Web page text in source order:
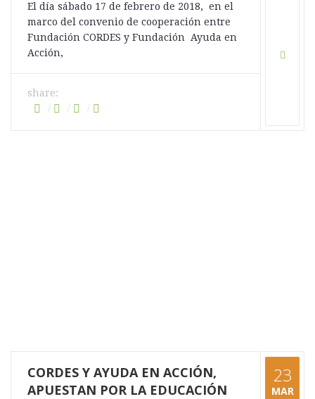
El día sábado 17 de febrero de 2018, en el
marco del convenio de cooperación entre
Fundación CORDES y Fundación Ayuda en
Acción,
share:
CORDES Y AYUDA EN ACCIÓN,
APUESTAN POR LA EDUCACIÓN
23
MAR